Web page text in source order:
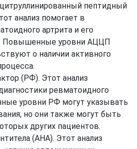
пептидный
анализ помогает в
артрита и его
Повышенные уровни АЦЦП
о наличии активного
(РФ). Этот анализ
ревматоидного
уровни РФ могут указывать
но они также могут быть
других пациентов.
(АНА). Этот анализ